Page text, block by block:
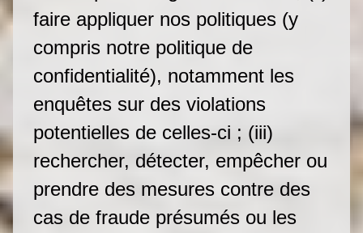
faire appliquer nos politiques (y
compris notre politique de
confidentialité), notamment les
enquêtes sur des violations
potentielles de celles-ci ; (iii)
rechercher, détecter, empêcher ou
prendre des mesures contre des
cas de fraude présumés ou les